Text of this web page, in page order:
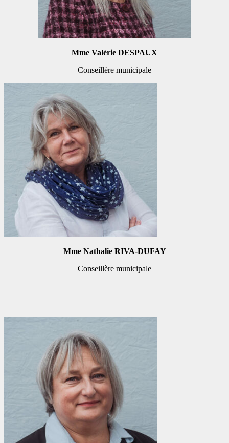
Mme Valérie DESPAUX
Conseillère municipale
Mme Nathalie RIVA-DUFAY
Conseillère municipale